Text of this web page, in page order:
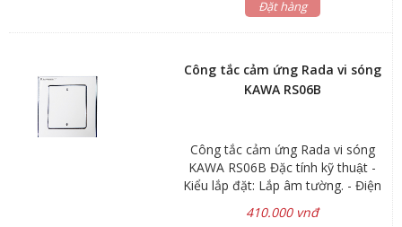
với đặc tính phát hiện chuyển động
chức năng điều chỉnh ánh sáng (độ
Lux) để giúp tiết kiệm điện nếu ánh
sáng ngoài trời đủ thì không cần
lang, nhà xe …
Đặt hàng
Công tắc cảm ứng Rada vi sóng
KAWA RS06B
Công tắc cảm ứng Rada vi sóng
KAWA RS06B Đặc tính kỹ thuật -
Kiểu lắp đặt: Lắp âm tường. - Điện
60Hz. - Dùng công nghệ sóng radar
410.000 vnđ